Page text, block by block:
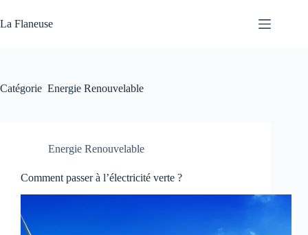
au
contenu
La Flaneuse
Catégorie Energie Renouvelable
Energie Renouvelable
Comment passer à l’électricité verte ?